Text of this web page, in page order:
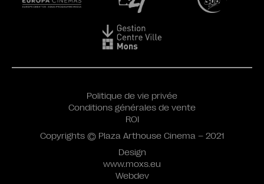
Design
www.moxs.eu
Webdev
Politique de vie privée
Conditions générales de vente
ROI
Copyrights © Plaza Arthouse Cinema – 2021